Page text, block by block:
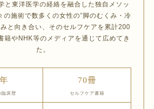
と東洋医学の経絡を融合した独自メソッ
の施術で数多くの女性の“脚のむくみ・冷
みと向き合い、そのセルフケアを累計200
籍やNHK等のメディアを通じて広めてき
た。
臨床歴
70冊
セルフケア書籍